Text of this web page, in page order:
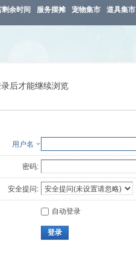
余时间 服务摆摊 宠物集市 道具集市
后才能继续浏览
用户名
密码:
安全提问:
自动登录
登录